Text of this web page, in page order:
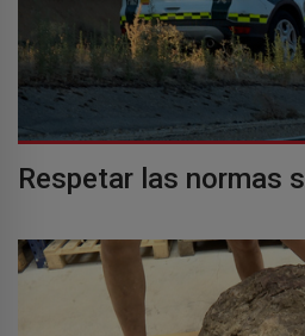
Respetar las normas